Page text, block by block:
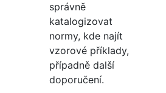
správně
katalogizovat
normy, kde najít
vzorové příklady,
případně další
doporučení.